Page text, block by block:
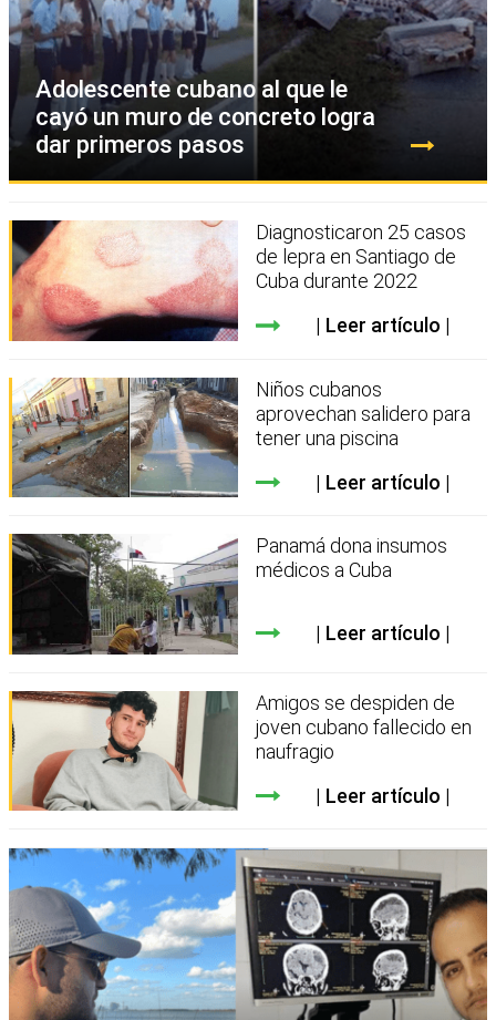
Adolescente cubano al que le
cayó un muro de concreto logra
dar primeros pasos
Diagnosticaron 25 casos
de lepra en Santiago de
Cuba durante 2022
Leer artículo
Niños cubanos
aprovechan salidero para
tener una piscina
Leer artículo
Panamá dona insumos
médicos a Cuba
Leer artículo
Amigos se despiden de
joven cubano fallecido en
naufragio
Leer artículo